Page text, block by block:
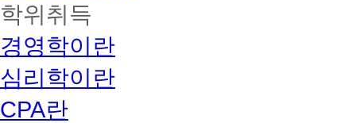
학위취득
경영학이란
심리학이란
CPA란